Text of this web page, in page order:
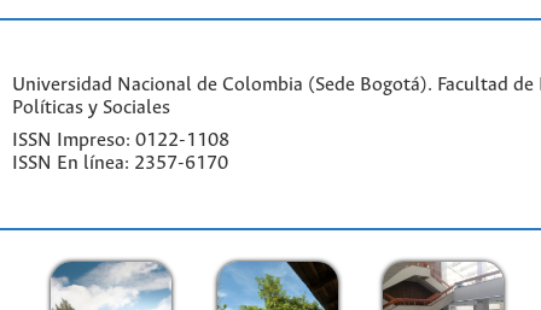
Universidad Nacional de Colombia (Sede Bogotá). Facultad de
Políticas y Sociales
ISSN Impreso: 0122-1108
ISSN En línea: 2357-6170